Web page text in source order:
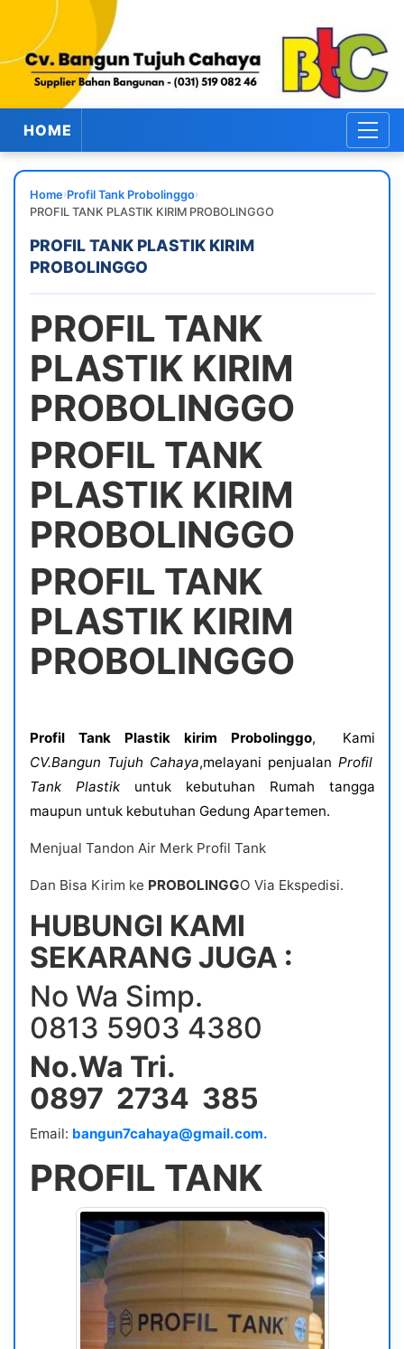
HOME
Home›Profil Tank Probolinggo›
PROFIL TANK PLASTIK KIRIM PROBOLINGGO
PROFIL TANK PLASTIK KIRIM
PROBOLINGGO
PROFIL TANK
PLASTIK KIRIM
PROBOLINGGO
PROFIL TANK
PLASTIK KIRIM
PROBOLINGGO
PROFIL TANK
PLASTIK KIRIM
PROBOLINGGO
Profil Tank Plastik kirim Probolinggo, Kami
CV.Bangun Tujuh Cahaya,melayani penjualan Profil
Tank Plastikuntuk kebutuhan Rumah tangga
maupun untuk kebutuhan Gedung Apartemen.
Menjual Tandon Air Merk Profil Tank
Dan Bisa Kirim ke PROBOLINGGO Via Ekspedisi.
HUBUNGI KAMI
SEKARANG JUGA :
No Wa Simp.
0813 5903 4380
No.Wa Tri.
0897 2734 385
Email: bangun7cahaya@gmail.com.
PROFIL TANK